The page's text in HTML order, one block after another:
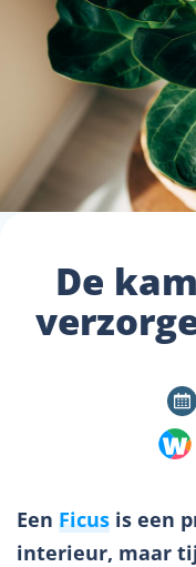
De
Een Ficus is een
interieur, maar